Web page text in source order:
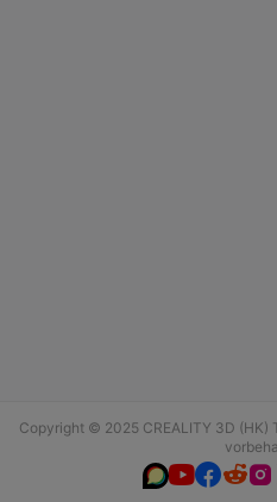
Copyright © 2025 CREALITY 3D (HK)
